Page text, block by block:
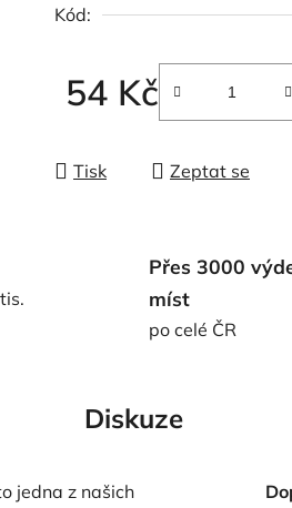
z
hvězdiček.
Kód:
54 Kč
Měrná cena:
Tisk Zeptat se
Přes 3000
míst
po celé ČR
Diskuze
jedna z našich